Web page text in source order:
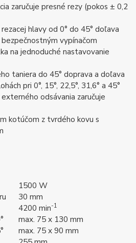
zaručuje presné rezy (pokos ± 0,2
hlavy od 0° do 45° doľava
vypínačom
na jednoduché nastavovanie
taniera do 45° doprava a doľava
pri 0°, 15°, 22,5°, 31,6° a 45°
odsávania zaručuje
kotúčom z tvrdého kovu s
1500 W
30 mm
4200 min-1
max. 75 x 130 mm
max. 75 x 90 mm